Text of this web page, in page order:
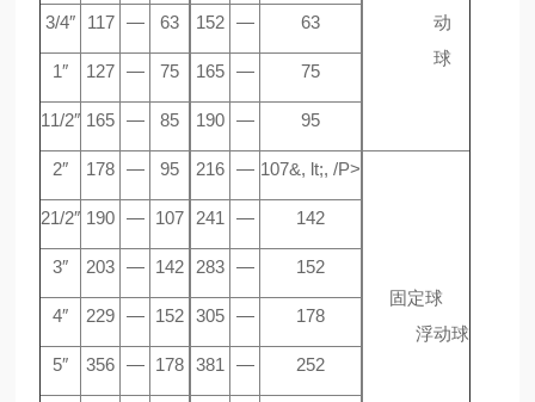
动
球
3/4″ 117 — 63 152 — 63
1″ 127 — 75 165 — 75
11/2″ 165 — 85 190 — 95
2″ 178 — 95 216 — 107&, lt;, /P>
固定球
浮动球
21/2″ 190 — 107 241 — 142
3″ 203 — 142 283 — 152
4″ 229 — 152 305 — 178
5″ 356 — 178 381 — 252